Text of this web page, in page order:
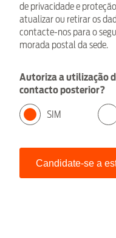
de privacidade e
atualizar ou retirar os
contacte-nos para o
morada postal da sede.
Autoriza a utilização
contacto posterior?
SIM
Candidate-se a